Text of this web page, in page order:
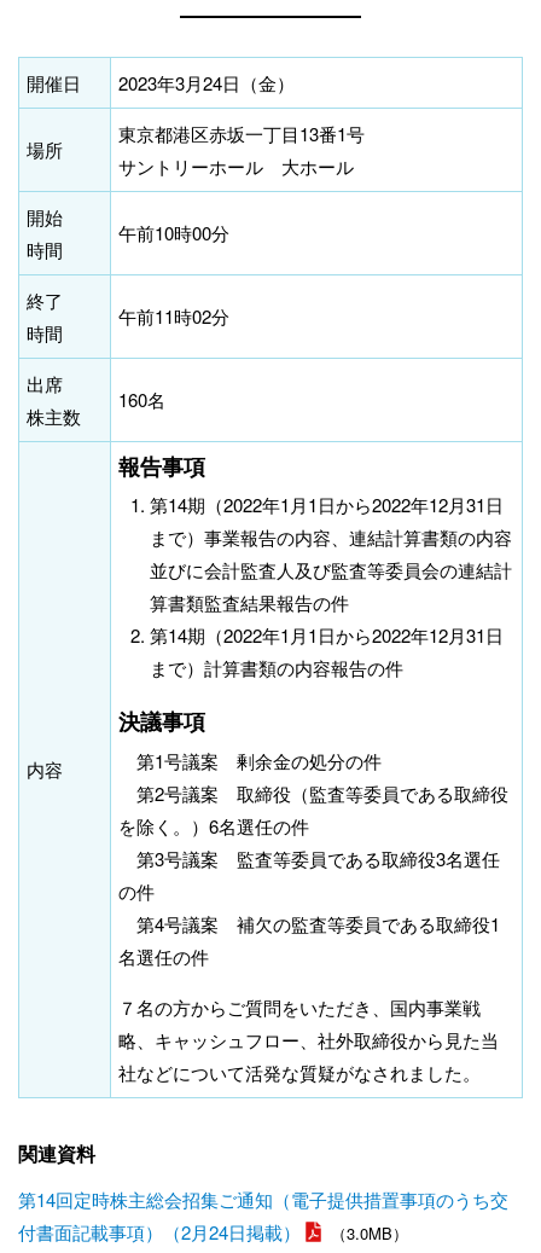
開催日 2023年3月24日（金）
場所
東京都港区赤坂一丁目13番1号
サントリーホール 大ホール
開始
時間
午前10時00分
終了
時間
午前11時02分
出席
株主数
160名
内容
報告事項
第14期（2022年1月1日から2022年12月31日
まで）事業報告の内容、連結計算書類の内容
並びに会計監査人及び監査等委員会の連結計
算書類監査結果報告の件
第14期（2022年1月1日から2022年12月31日
まで）計算書類の内容報告の件
決議事項
第1号議案 剰余金の処分の件
第2号議案 取締役（監査等委員である取締役
を除く。）6名選任の件
第3号議案 監査等委員である取締役3名選任
の件
第4号議案 補欠の監査等委員である取締役1
名選任の件
７名の方からご質問をいただき、国内事業戦
略、キャッシュフロー、社外取締役から見た当
社などについて活発な質疑がなされました。
関連資料
第14回定時株主総会招集ご通知（電子提供措置事項のうち交
付書面記載事項）（2月24日掲載）
（3.0MB）